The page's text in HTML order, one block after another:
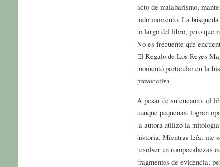
acto de malabarismo,
todo momento. La
lo largo del libro, pero que
No es frecuente que
El Regalo de Los Reyes
momento particular en la
provocativa.
A pesar de su encanto, el
aunque pequeñas, logran
la autora utilizó la
historia. Mientras leía, me
resolver un rompecabezas
fragmentos de evidencia,